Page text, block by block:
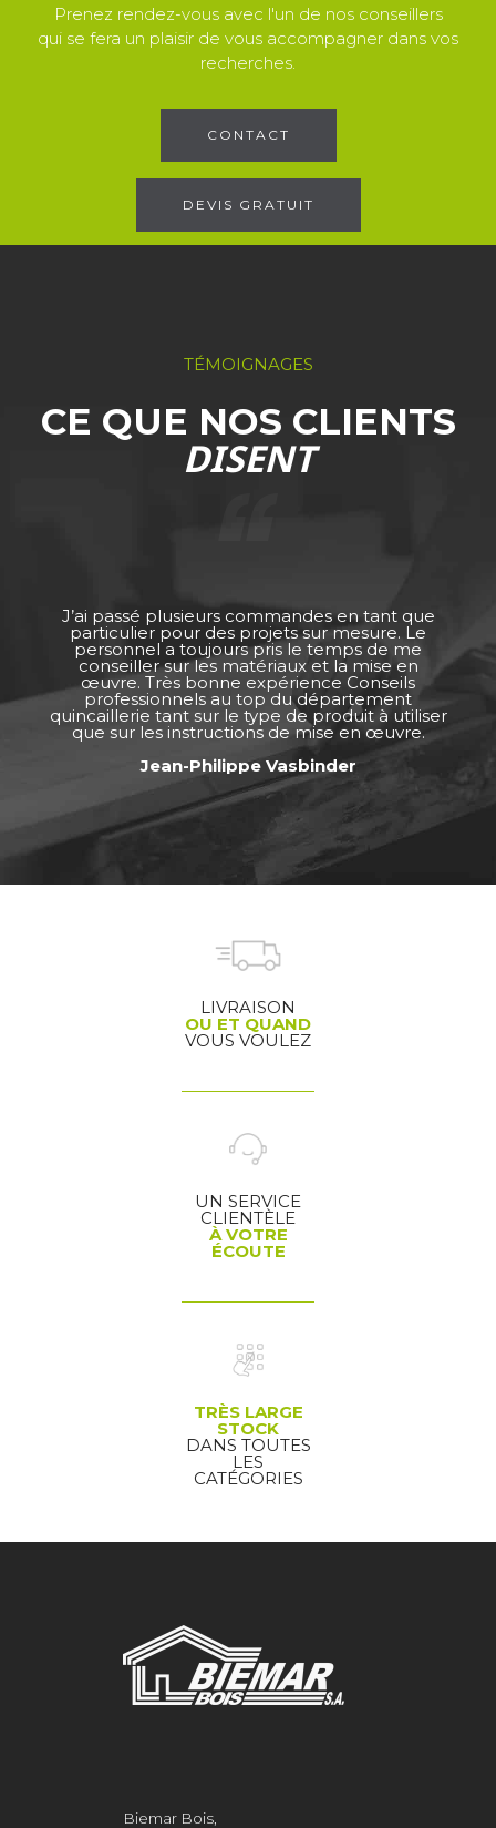
Prenez rendez-vous avec l'un de nos conseillers
qui se fera un plaisir de vous accompagner dans vos
recherches.
CONTACT
DEVIS GRATUIT
TÉMOIGNAGES
CE QUE NOS CLIENTS
DISENT
J’ai passé plusieurs commandes en tant que
particulier pour des projets sur mesure. Le
personnel a toujours pris le temps de me
conseiller sur les matériaux et la mise en
œuvre. Très bonne expérience Conseils
professionnels au top du département
quincaillerie tant sur le type de produit à utiliser
que sur les instructions de mise en œuvre.
Jean-Philippe Vasbinder
LIVRAISON
OU ET QUAND
VOUS VOULEZ
UN SERVICE
CLIENTÈLE
À VOTRE
ÉCOUTE
TRÈS LARGE
STOCK
DANS TOUTES
LES
CATÉGORIES
Biemar Bois,